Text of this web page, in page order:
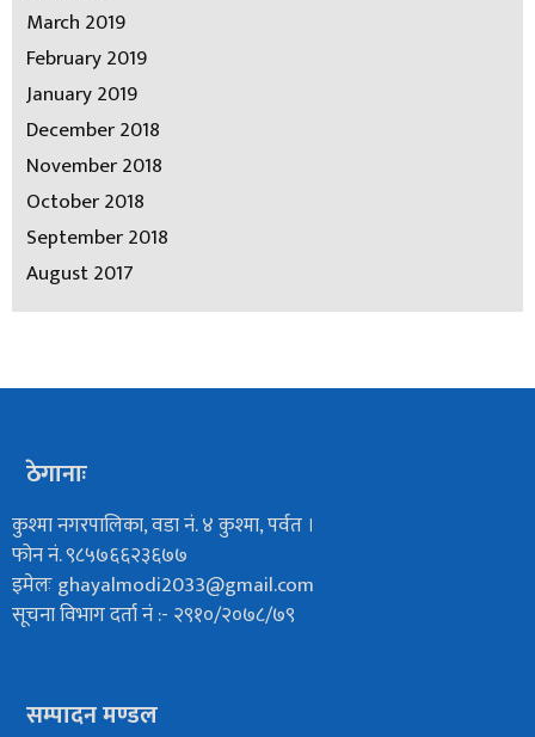
March 2019
February 2019
January 2019
December 2018
November 2018
October 2018
September 2018
August 2017
ठेगानाः
कुश्मा नगरपालिका, वडा नं. ४ कुश्मा, पर्वत ।
फोन नं. ९८५७६६२३६७७
इमेलःghayalmodi2033@gmail.com
सूचना विभाग दर्ता नं :- २९१०/२०७८/७९
सम्पादन मण्डल